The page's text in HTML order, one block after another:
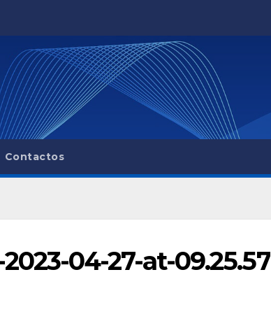
Contactos
04-27-at-09.25.57